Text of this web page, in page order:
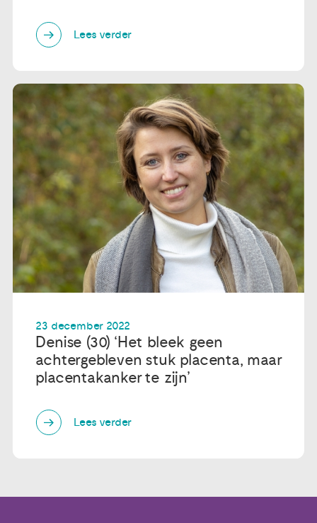
Lees verder
23 december 2022
Denise (30) ‘Het bleek geen
achtergebleven stuk placenta, maar
placentakanker te zijn’
Lees verder